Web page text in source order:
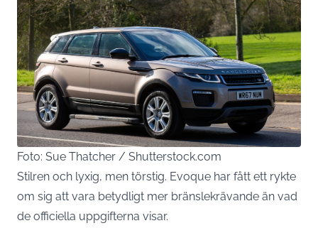
Foto: Sue Thatcher / Shutterstock.com
Stilren och lyxig, men törstig. Evoque har fått ett rykte
om sig att vara betydligt mer bränslekrävande än vad
de officiella uppgifterna visar.